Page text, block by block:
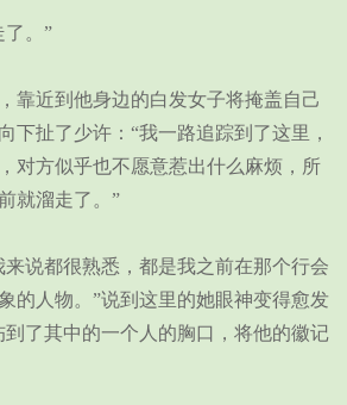
。”
近到他身边的白发女子将掩盖自己
下扯了少许：“我一路追踪到了这里，
对方似乎也不愿意惹出什么麻烦，所
就溜走了。”
说都很熟悉，都是我之前在那个行会
的人物。”说到这里的她眼神变得愈发
到了其中的一个人的胸口，将他的徽记